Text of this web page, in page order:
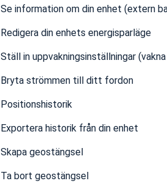
Se information om din enhet (extern
Redigera din enhets energisparläge
Ställ in uppvakningsinställningar
Bryta strömmen till ditt fordon
Positionshistorik
Exportera historik från din enhet
Skapa geostängsel
Ta bort geostängsel